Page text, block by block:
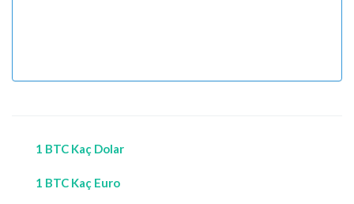
1 BTC Kaç Dolar
1 BTC Kaç Euro